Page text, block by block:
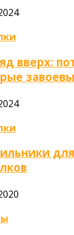
вверх: